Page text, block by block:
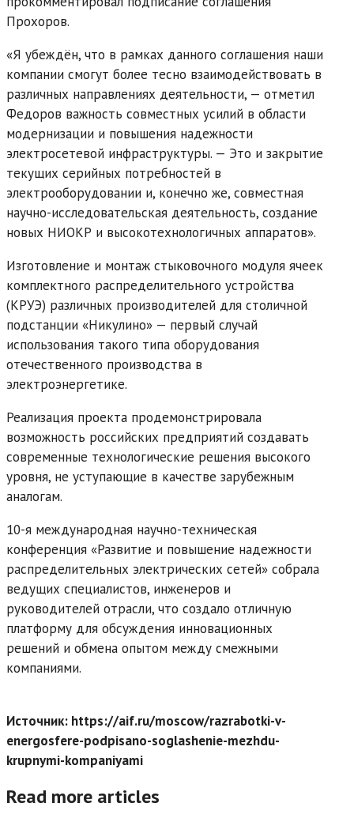
Прохоров.
«Я убеждён, что в рамках данного соглашения наши
компании смогут более тесно взаимодействовать в
различных направлениях деятельности, — отметил
Федоров важность совместных усилий в области
модернизации и повышения надежности
электросетевой инфраструктуры. — Это и закрытие
текущих серийных потребностей в
электрооборудовании и, конечно же, совместная
научно-исследовательская деятельность, создание
новых НИОКР и высокотехнологичных аппаратов».
Изготовление и монтаж стыковочного модуля ячеек
комплектного распределительного устройства
(КРУЭ) различных производителей для столичной
подстанции «Никулино» — первый случай
использования такого типа оборудования
отечественного производства в
электроэнергетике.
Реализация проекта продемонстрировала
возможность российских предприятий создавать
современные технологические решения высокого
уровня, не уступающие в качестве зарубежным
аналогам.
10-я международная научно-техническая
конференция «Развитие и повышение надежности
распределительных электрических сетей» собрала
ведущих специалистов, инженеров и
руководителей отрасли, что создало отличную
платформу для обсуждения инновационных
решений и обмена опытом между смежными
компаниями.
Источник: https://aif.ru/moscow/razrabotki-v-
energosfere-podpisano-soglashenie-mezhdu-
krupnymi-kompaniyami
Read more articles